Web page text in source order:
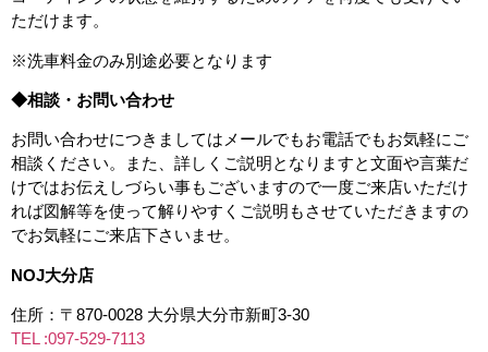
ただけます。
※洗車料金のみ別途必要となります
◆相談・お問い合わせ
お問い合わせにつきましてはメールでもお電話でもお気軽にご
相談ください。また、詳しくご説明となりますと文面や言葉だ
けではお伝えしづらい事もございますので一度ご来店いただけ
れば図解等を使って解りやすくご説明もさせていただきますの
でお気軽にご来店下さいませ。
NOJ大分店
住所：〒870-0028 大分県大分市新町3-30
TEL :097-529-7113